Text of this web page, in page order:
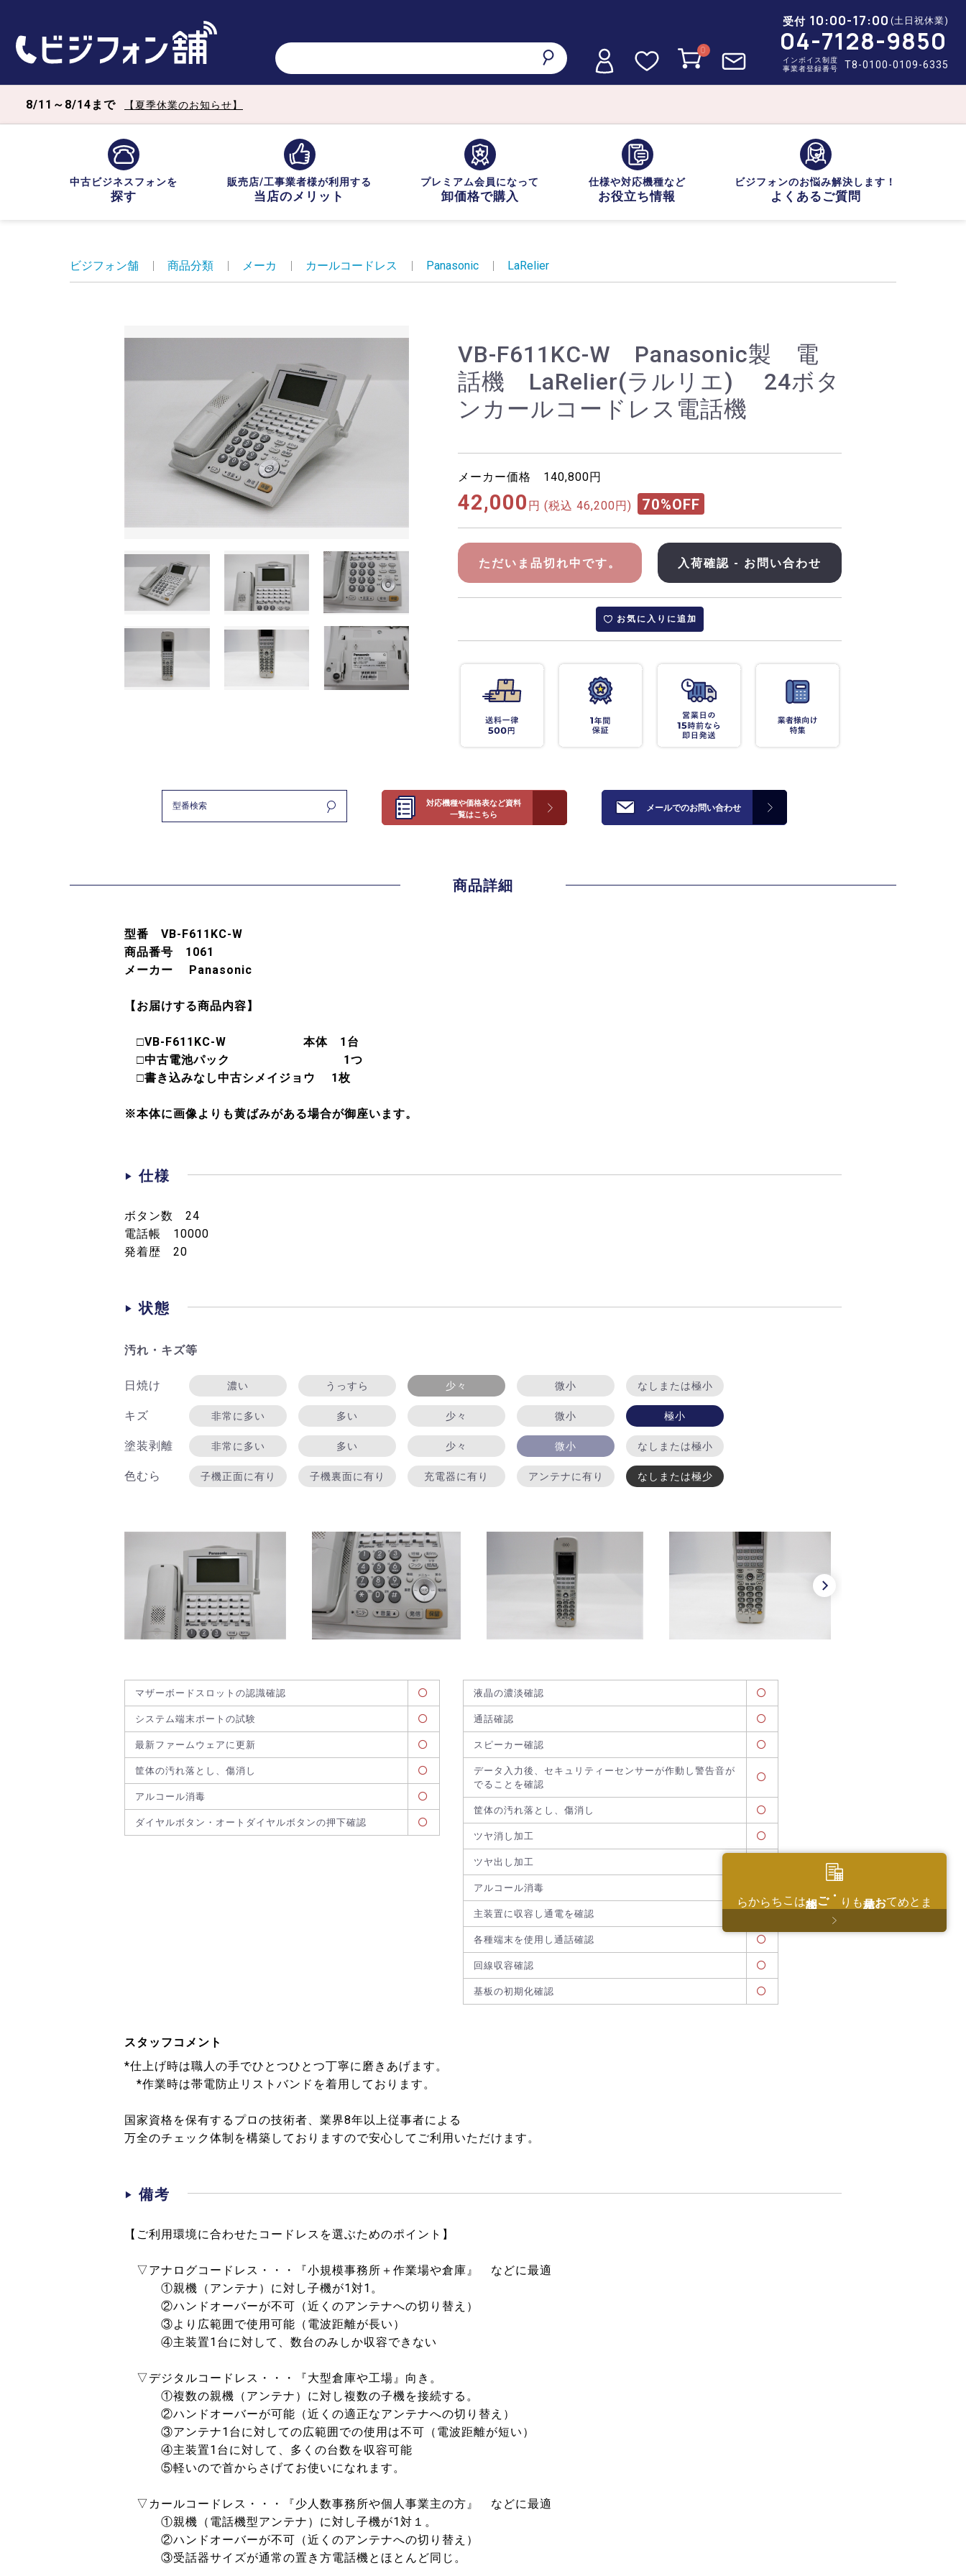
0
受付 10:00-17:00 (土日祝休業)
04-7128-9850
インボイス制度
事業者登録番号
T8-0100-0109-6335
まとめて
もり
はこちらから
8/11～8/14まで 【夏季休業のお知らせ】
中古ビジネスフォンを
探す
販売店/工事業者様が利用する
当店のメリット
プレミアム会員になって
卸価格で購入
仕様や対応機種など
お役立ち情報
ビジフォンのお悩み解決します！
よくあるご質問
ビジフォン舗 | 商品分類 | メーカ | カールコードレス | Panasonic | LaRelier
VB-F611KC-W Panasonic製 電
話機 LaRelier(ラルリエ) 24ボタ
ンカールコードレス電話機
メーカー価格 140,800円
42,000 円 (税込 46,200円) 70%OFF
ただいま品切れ中です。 入荷確認 - お問い合わせ
お気に入りに追加
対応機種や価格表など資料
一覧はこちら
メールでのお問い合わせ
商品詳細
型番 VB-F611KC-W
商品番号 1061
メーカー Panasonic
【お届けする商品内容】
□VB-F611KC-W 本体 1台
□中古電池パック 1つ
□書き込みなし中古シメイジョウ 1枚
※本体に画像よりも黄ばみがある場合が御座います。
仕様
ボタン数 24
電話帳 10000
発着歴 20
状態
汚れ・キズ等
日焼け 濃い うっすら 少々 微小 なしまたは極小
キズ 非常に多い 多い 少々 微小 極小
塗装剥離 非常に多い 多い 少々 微小 なしまたは極小
色むら 子機正面に有り 子機裏面に有り 充電器に有り アンテナに有り なしまたは極少
マザーボードスロットの認識確認
システム端末ポートの試験
最新ファームウェアに更新
筐体の汚れ落とし、傷消し
アルコール消毒
ダイヤルボタン・オートダイヤルボタンの押下確認
液晶の濃淡確認
通話確認
スピーカー確認
データ入力後、セキュリティーセンサーが作動し警告音が
でることを確認
筐体の汚れ落とし、傷消し
ツヤ消し加工
ツヤ出し加工
アルコール消毒
主装置に収容し通電を確認
各種端末を使用し通話確認
回線収容確認
基板の初期化確認
スタッフコメント
*仕上げ時は職人の手でひとつひとつ丁寧に磨きあげます。
*作業時は帯電防止リストバンドを着用しております。
国家資格を保有するプロの技術者、業界8年以上従事者による
万全のチェック体制を構築しておりますので安心してご利用いただけます。
備考
【ご利用環境に合わせたコードレスを選ぶためのポイント】
▽アナログコードレス・・・『小規模事務所＋作業場や倉庫』 などに最適
①親機（アンテナ）に対し子機が1対1。
②ハンドオーバーが不可（近くのアンテナへの切り替え）
③より広範囲で使用可能（電波距離が長い）
④主装置1台に対して、数台のみしか収容できない
▽デジタルコードレス・・・『大型倉庫や工場』向き。
①複数の親機（アンテナ）に対し複数の子機を接続する。
②ハンドオーバーが可能（近くの適正なアンテナへの切り替え）
③アンテナ1台に対しての広範囲での使用は不可（電波距離が短い）
④主装置1台に対して、多くの台数を収容可能
⑤軽いので首からさげてお使いになれます。
▽カールコードレス・・・『少人数事務所や個人事業主の方』 などに最適
①親機（電話機型アンテナ）に対し子機が1対１。
②ハンドオーバーが不可（近くのアンテナへの切り替え）
③受話器サイズが通常の置き方電話機とほとんど同じ。